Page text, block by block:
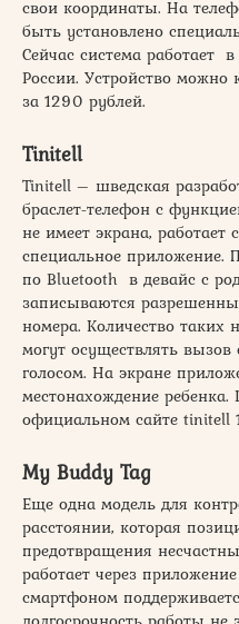
свои координаты. На
быть установлено
Сейчас система работает
России. Устройство
за 1290 рублей.
Tinitell
Tinitell – шведская
браслет-телефон с
не имеет экрана, работает
специальное приложение.
по Bluetooth в девайс с
записываются
номера. Количество таких
могут осуществлять
голосом. На экране
местонахождение
официальном сайте tinitell
My Buddy Tag
Еще одна модель для
расстоянии, которая
предотвращения
работает через
смартфоном